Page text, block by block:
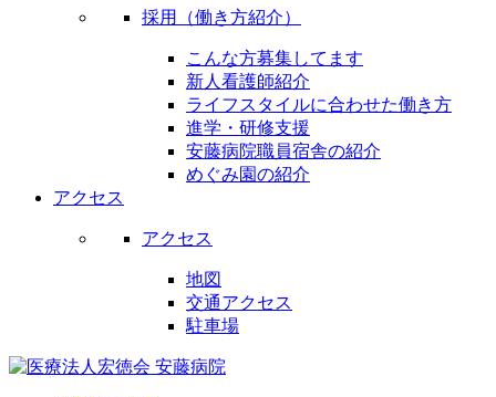
採用（働き方紹介）
こんな方募集してます
新人看護師紹介
ライフスタイルに合わせた働き方
進学・研修支援
安藤病院職員宿舎の紹介
めぐみ園の紹介
アクセス
アクセス
地図
交通アクセス
駐車場